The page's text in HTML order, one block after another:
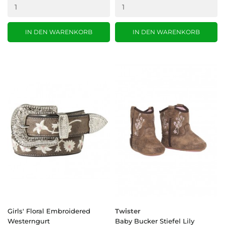
IN DEN WARENKORB IN DEN WARENKORB
Girls' Floral Embroidered
Westerngurt
Twister
Baby Bucker Stiefel Lily